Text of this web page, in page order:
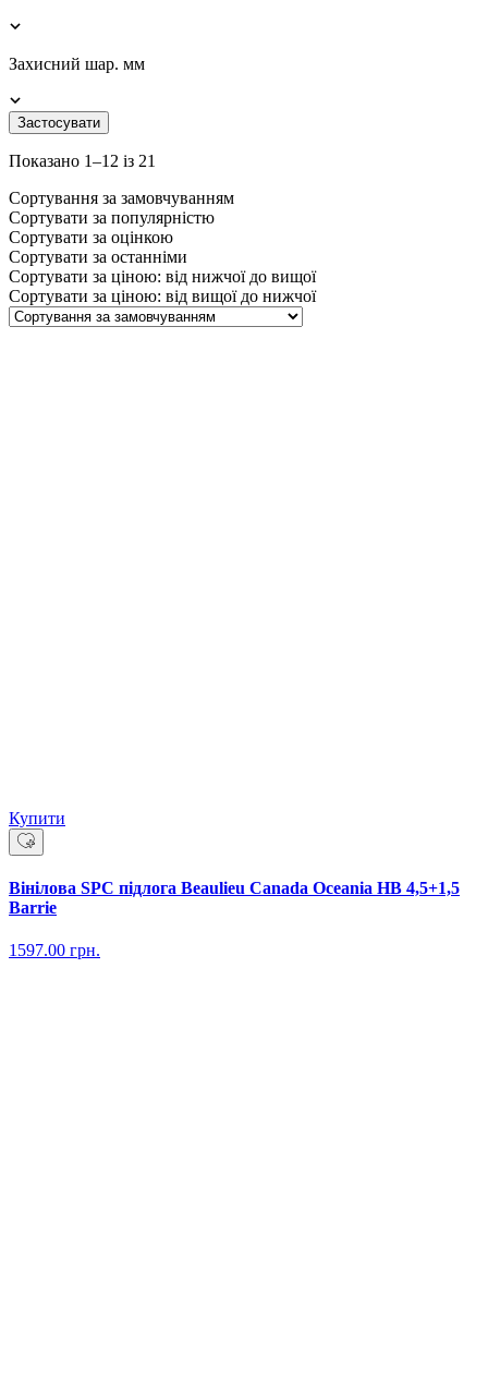
Захисний шар. мм
Застосувати
Показано 1–12 із 21
Сортування за замовчуванням
Сортувати за популярністю
Сортувати за оцінкою
Сортувати за останніми
Сортувати за ціною: від нижчої до вищої
Сортувати за ціною: від вищої до нижчої
Купити
Вінілова SPC підлога Beaulieu Canada Oceania HB 4,5+1,5
Barrie
1597.00 грн.